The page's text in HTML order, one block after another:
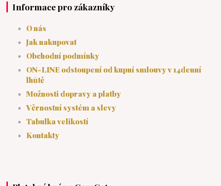
Informace pro zákazníky
O nás
Jak nakupovat
Obchodní podmínky
ON-LINE odstoupení od kupní smlouvy v 14denní
lhůtě
Možnosti dopravy a platby
Věrnostní systém a slevy
Tabulka velikostí
Kontakty